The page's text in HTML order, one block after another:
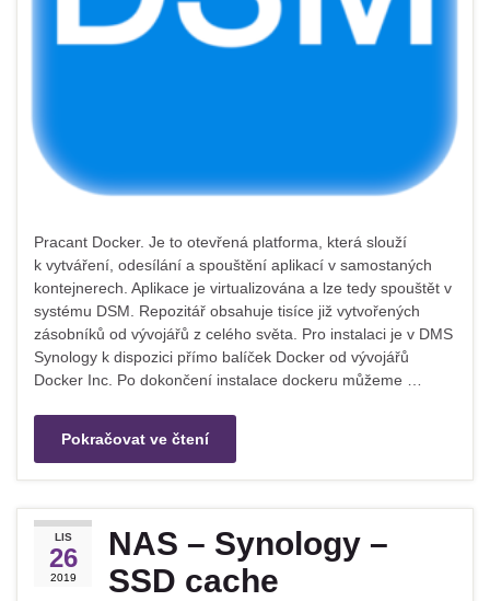
Pracant Docker. Je to otevřená platforma, která slouží
k vytváření, odesílání a spouštění aplikací v samostaných
kontejnerech. Aplikace je virtualizována a lze tedy spouštět v
systému DSM. Repozitář obsahuje tisíce již vytvořených
zásobníků od vývojářů z celého světa. Pro instalaci je v DMS
Synology k dispozici přímo balíček Docker od vývojářů
Docker Inc. Po dokončení instalace dockeru můžeme …
Pokračovat ve čtení
LIS
26
2019
NAS – Synology –
SSD cache